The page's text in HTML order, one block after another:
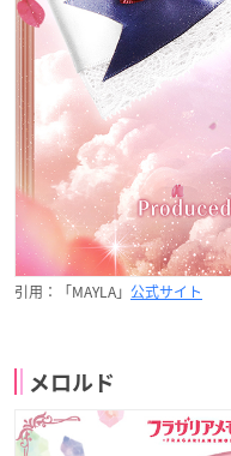
引用：「MAYLA」 公式サイト
メロルド